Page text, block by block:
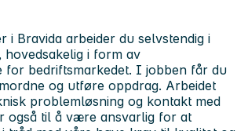
i Bravida arbeider du selvstendig i
i form av
for bedriftsmarkedet. I jobben får du
og utføre oppdrag. Arbeidet
problemløsning og kontakt med
også til å være ansvarlig for at